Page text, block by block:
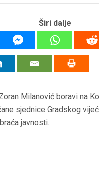
Širi dalje
Milanović boravi na
sjednice Gradskog
javnosti.